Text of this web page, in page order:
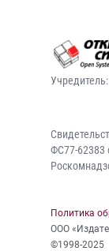
ФС77-62383
Политика
ООО
©1998-2025